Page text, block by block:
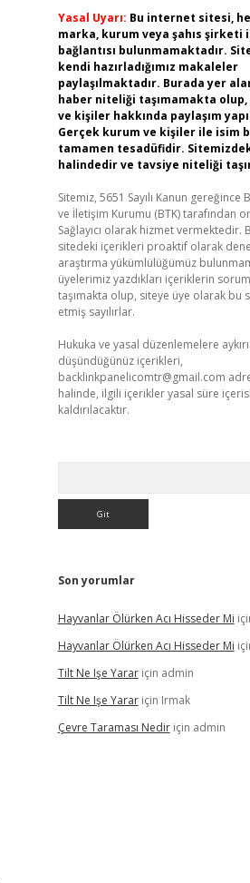
Yasal Uyarı: Bu internet sitesi,
marka, kurum veya şahıs şirketi
bağlantısı bulunmamaktadır.
kendi hazırladığımız makaleler
paylaşılmaktadır. Burada yer
haber niteliği taşımamakta
ve kişiler hakkında paylaşım
Gerçek kurum ve kişiler ile isim
tamamen tesadüfidir.
halindedir ve tavsiye niteliği
Sitemiz, 5651 Sayılı Kanun
ve İletişim Kurumu (BTK) tarafından
Sağlayıcı olarak hizmet vermektedir.
sitedeki içerikleri proaktif olarak
araştırma yükümlülüğümüz
üyelerimiz yazdıkları içeriklerin
taşımakta olup, siteye üye olarak bu
etmiş sayılırlar.
Hukuka ve yasal düzenlemelere
düşündüğünüz içerikleri,
backlinkpanelicomtr@gmail.com
halinde, ilgili içerikler yasal süre
kaldırılacaktır.
Son yorumlar
Hayvanlar Ölürken Acı Hisseder Mi
Hayvanlar Ölürken Acı Hisseder Mi
Tilt Ne Işe Yarariçin admin
Tilt Ne Işe Yarariçin Irmak
Çevre Taraması Nediriçin admin